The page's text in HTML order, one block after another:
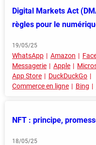
Digital Markets Act
règles pour le
19/05/25
WhatsApp Amazon
Messagerie
Apple
App Store
DuckDuckGo
Commerce en ligne
Bing
NFT : principe,
18/05/25